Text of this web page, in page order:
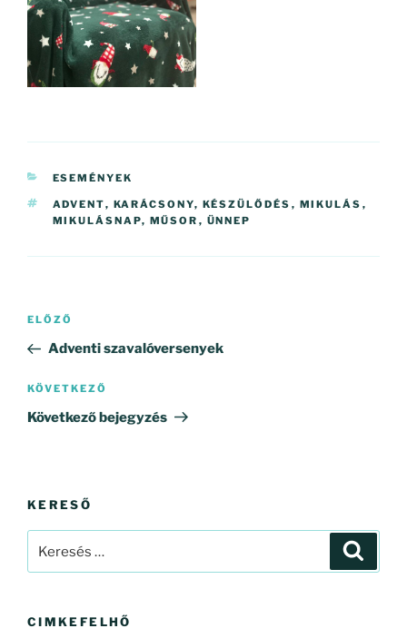
KATEGÓRIÁK
ESEMÉNYEK
CÍMKÉK
ADVENT, KARÁCSONY, KÉSZÜLŐDÉS , MIKULÁS ,
MIKULÁSNAP, MŰSOR , ÜNNEP
Bejegyzés
Korábbi
bejegyzés
ELŐZŐ
Adventi szavalóversenyek
Következő
bejegyzés
KÖVETKEZŐ
Következő bejegyzés
KERESŐ
CIMKEFELHŐ